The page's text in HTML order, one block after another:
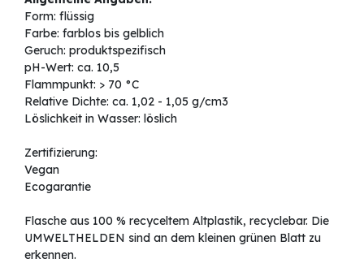
Form: flüssig
Farbe: farblos bis gelblich
Geruch: produktspezifisch
pH-Wert: ca. 10,5
Flammpunkt: > 70 °C
Relative Dichte: ca. 1,02 - 1,05 g/cm3
Löslichkeit in Wasser: löslich
Zertifizierung:
Vegan
Ecogarantie
Flasche aus 100 % recyceltem Altplastik, recyclebar. Die
UMWELTHELDEN sind an dem kleinen grünen Blatt zu
erkennen.